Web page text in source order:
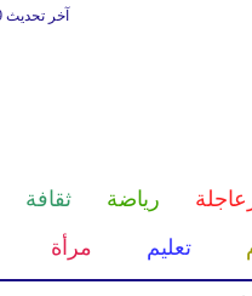
آخر تحديث GMT05:52:29
رياضة ثقافة
تعليم مرأة